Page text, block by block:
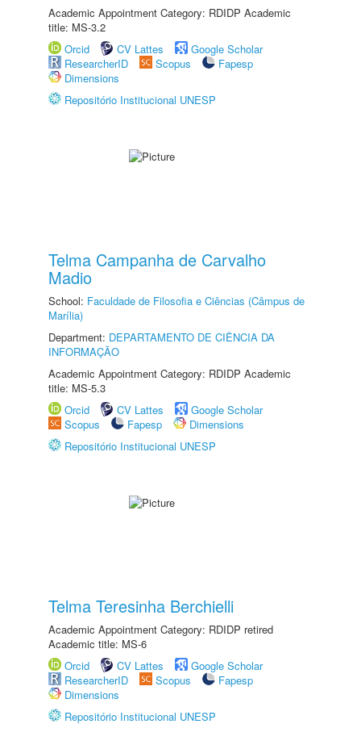
Academic Appointment Category: RDIDP Academic
title: MS-3.2
Orcid
CV Lattes
Google Scholar
ResearcherID
Scopus
Fapesp
Dimensions
Repositório Institucional UNESP
Telma Campanha de Carvalho
Madio
School: Faculdade de Filosofia e Ciências (Câmpus de
Marília)
Department: DEPARTAMENTO DE CIÊNCIA DA
INFORMAÇÃO
Academic Appointment Category: RDIDP Academic
title: MS-5.3
Orcid
CV Lattes
Google Scholar
Scopus
Fapesp
Dimensions
Repositório Institucional UNESP
Telma Teresinha Berchielli
Academic Appointment Category: RDIDP retired
Academic title: MS-6
Orcid
CV Lattes
Google Scholar
ResearcherID
Scopus
Fapesp
Dimensions
Repositório Institucional UNESP